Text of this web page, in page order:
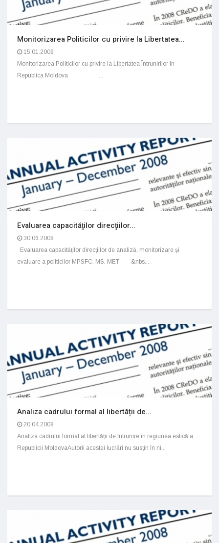
Monitorizarea Politicilor cu privire la Libertatea...
15.01.2009
Monitorizarea Politicilor cu privire la Libertatea Întrunirilor în
Republica Moldova ...
Evaluarea capacităţilor direcţiilor...
30.06.2008
Evaluarea capacităţilor direcţiilor de analiză, monitorizare şi
evaluare a politicilor MPSFC, MS, MET &nbs...
Analiza cadrului formal al libertății de...
20.04.2008
Analiza cadrului formal al libertății de întrunire în regiunea estică a
Republicii MoldovaAutorii acestei lucrări nu susțin în ni...